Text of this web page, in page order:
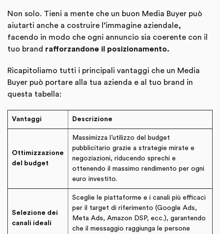
Non solo. Tieni a mente che un buon Media Buyer può
aiutarti anche a costruire l’immagine aziendale,
facendo in modo che ogni annuncio sia coerente con il
tuo brand rafforzandone il posizionamento.
Ricapitoliamo tutti i principali vantaggi che un Media
Buyer può portare alla tua azienda e al tuo brand in
questa tabella:
Vantaggi Descrizione
Ottimizzazione
del budget
Massimizza l’utilizzo del budget
pubblicitario grazie a strategie mirate e
negoziazioni, riducendo sprechi e
ottenendo il massimo rendimento per ogni
euro investito.
Selezione dei
canali ideali
Sceglie le piattaforme e i canali più efficaci
per il target di riferimento (Google Ads,
Meta Ads, Amazon DSP, ecc.), garantendo
che il messaggio raggiunga le persone